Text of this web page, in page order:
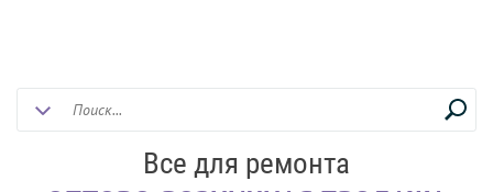
Все для ремонта